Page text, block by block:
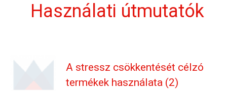
Használati útmutatók
A stressz csökkentését célzó
termékek használata (2)